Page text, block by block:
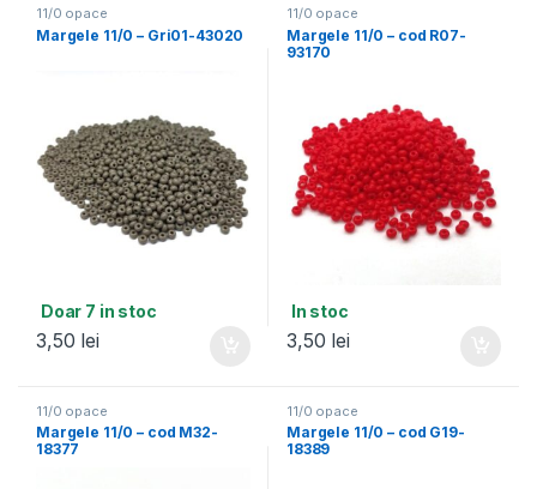
11/0 opace
Margele 11/0 – Gri01-43020
Doar 7 in stoc
3,50 lei
11/0 opace
Margele 11/0 – cod R07-
93170
In stoc
3,50 lei
11/0 opace
Margele 11/0 – cod M32-
18377
11/0 opace
Margele 11/0 – cod G19-
18389